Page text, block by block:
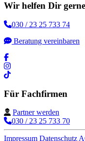
Wir helfen Dir
030 / 23 25 733 74
Beratung vereinbaren
Für Fachfirmen
Partner werden
030 / 23 25 733 70
Impressum Datenschutz